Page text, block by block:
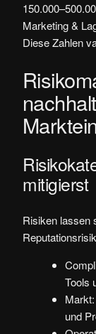
Marketing &
Diese Zahlen
mitigierst
Risiken lassen
Tools
und